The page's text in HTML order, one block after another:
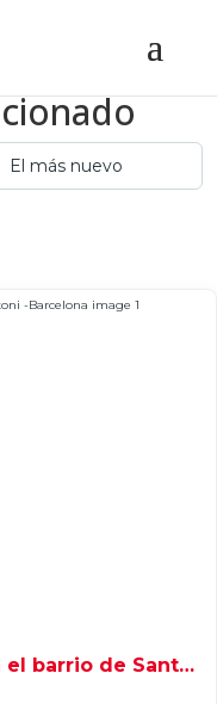
barrio de Sant